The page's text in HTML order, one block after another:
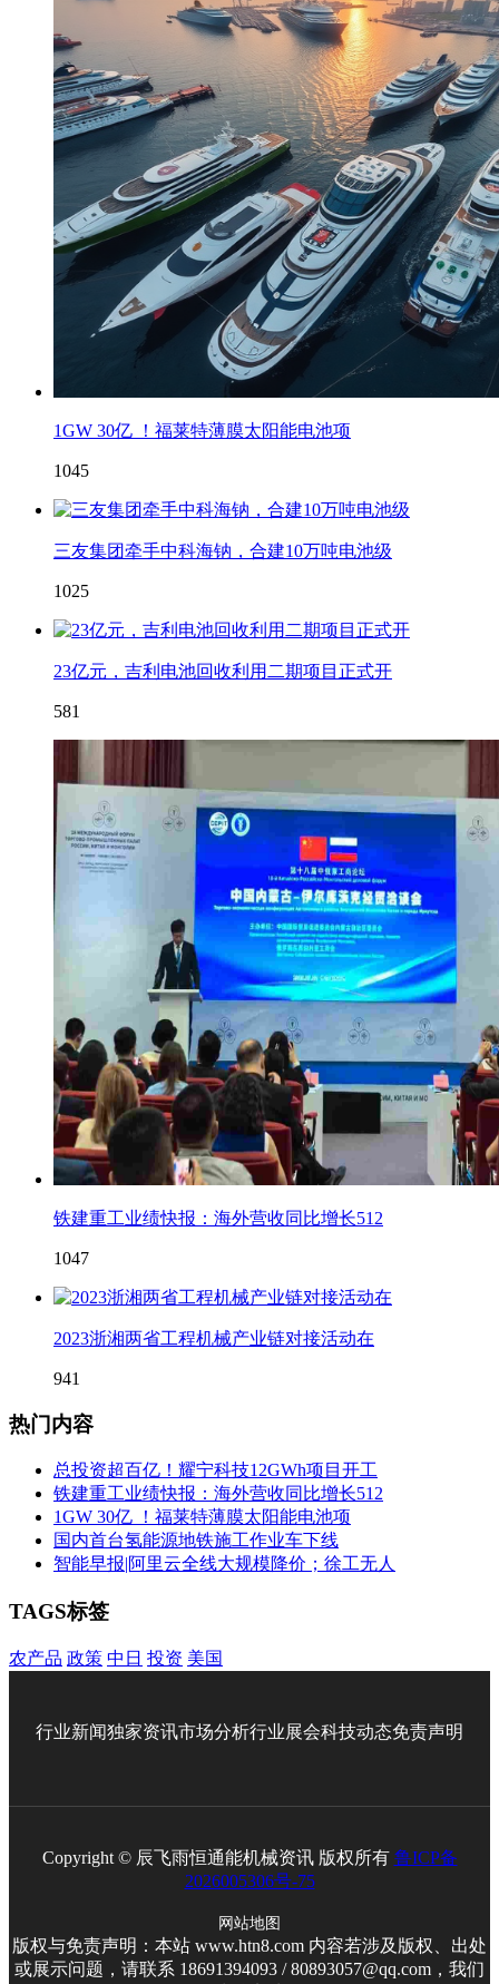
1GW 30亿 ！福莱特薄膜太阳能电池项
1045
三友集团牵手中科海钠，合建10万吨电池级
1025
23亿元，吉利电池回收利用二期项目正式开
581
铁建重工业绩快报：海外营收同比增长512
1047
2023浙湘两省工程机械产业链对接活动在
941
热门内容
总投资超百亿！耀宁科技12GWh项目开工
铁建重工业绩快报：海外营收同比增长512
1GW 30亿 ！福莱特薄膜太阳能电池项
国内首台氢能源地铁施工作业车下线
智能早报|阿里云全线大规模降价；徐工无人
TAGS标签
农产品 政策 中日 投资 美国
行业新闻独家资讯市场分析行业展会科技动态免责声明
Copyright © 辰飞雨恒通能机械资讯 版权所有 鲁ICP备
2026005306号-75
网站地图
版权与免责声明：本站 www.htn8.com 内容若涉及版权、出处
或展示问题，请联系 18691394093 / 80893057@qq.com，我们